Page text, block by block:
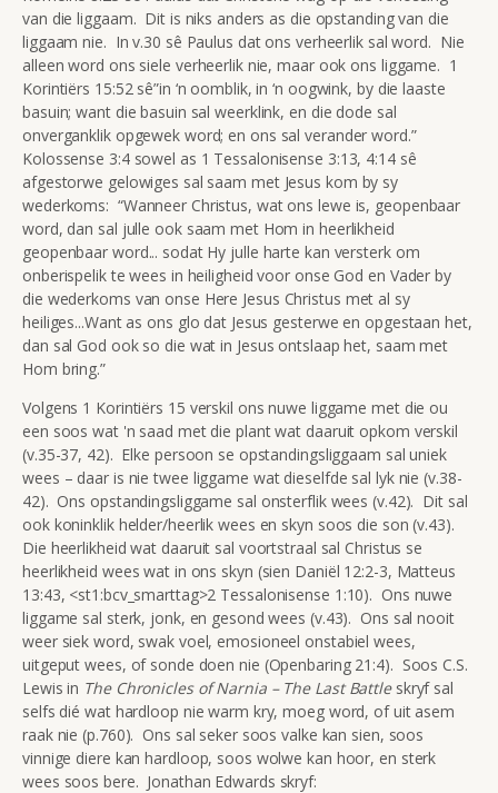
van die liggaam. Dit is niks anders as die opstanding van die
liggaam nie. In v.30 sê Paulus dat ons verheerlik sal word. Nie
alleen word ons siele verheerlik nie, maar ook ons liggame. 1
Korintiërs 15:52 sê”in ‘n oomblik, in ‘n oogwink, by die laaste
basuin; want die basuin sal weerklink, en die dode sal
onverganklik opgewek word; en ons sal verander word.”
Kolossense 3:4 sowel as 1 Tessalonisense 3:13, 4:14 sê
afgestorwe gelowiges sal saam met Jesus kom by sy
wederkoms: “Wanneer Christus, wat ons lewe is, geopenbaar
word, dan sal julle ook saam met Hom in heerlikheid
geopenbaar word... sodat Hy julle harte kan versterk om
onberispelik te wees in heiligheid voor onse God en Vader by
die wederkoms van onse Here Jesus Christus met al sy
heiliges...Want as ons glo dat Jesus gesterwe en opgestaan het,
dan sal God ook so die wat in Jesus ontslaap het, saam met
Hom bring.”
Volgens 1 Korintiërs 15 verskil ons nuwe liggame met die ou
een soos wat 'n saad met die plant wat daaruit opkom verskil
(v.35-37, 42). Elke persoon se opstandingsliggaam sal uniek
wees – daar is nie twee liggame wat dieselfde sal lyk nie (v.38-
42). Ons opstandingsliggame sal onsterflik wees (v.42). Dit sal
ook koninklik helder/heerlik wees en skyn soos die son (v.43).
Die heerlikheid wat daaruit sal voortstraal sal Christus se
heerlikheid wees wat in ons skyn (sien Daniël 12:2-3, Matteus
13:43, <st1:bcv_smarttag>2 Tessalonisense 1:10). Ons nuwe
liggame sal sterk, jonk, en gesond wees (v.43). Ons sal nooit
weer siek word, swak voel, emosioneel onstabiel wees,
uitgeput wees, of sonde doen nie (Openbaring 21:4). Soos C.S.
Lewis in The Chronicles of Narnia – The Last Battleskryf sal
selfs dié wat hardloop nie warm kry, moeg word, of uit asem
raak nie (p.760). Ons sal seker soos valke kan sien, soos
vinnige diere kan hardloop, soos wolwe kan hoor, en sterk
wees soos bere. Jonathan Edwards skryf: